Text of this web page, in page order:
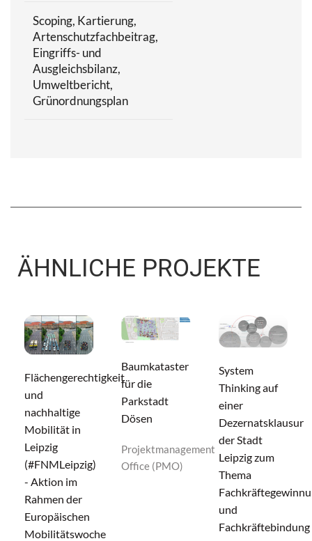
Scoping, Kartierung,
Artenschutzfachbeitrag,
Eingriffs- und
Ausgleichsbilanz,
Umweltbericht,
Grünordnungsplan
ÄHNLICHE PROJEKTE
Flächengerechtigkeit
und
nachhaltige
Mobilität in
Leipzig
(#FNMLeipzig)
- Aktion im
Rahmen der
Europäischen
Mobilitätswoche
Baumkataster
für die
Parkstadt
Dösen
Projektmanagement
Office (PMO)
System
Thinking auf
einer
Dezernatsklausur
der Stadt
Leipzig zum
Thema
und
Fachkräftebindung